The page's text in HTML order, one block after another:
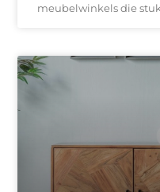
meubelwinkels die